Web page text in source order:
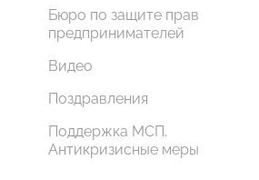
Бюро по защите прав
предпринимателей
Видео
Поздравления
Поддержка МСП.
Антикризисные меры